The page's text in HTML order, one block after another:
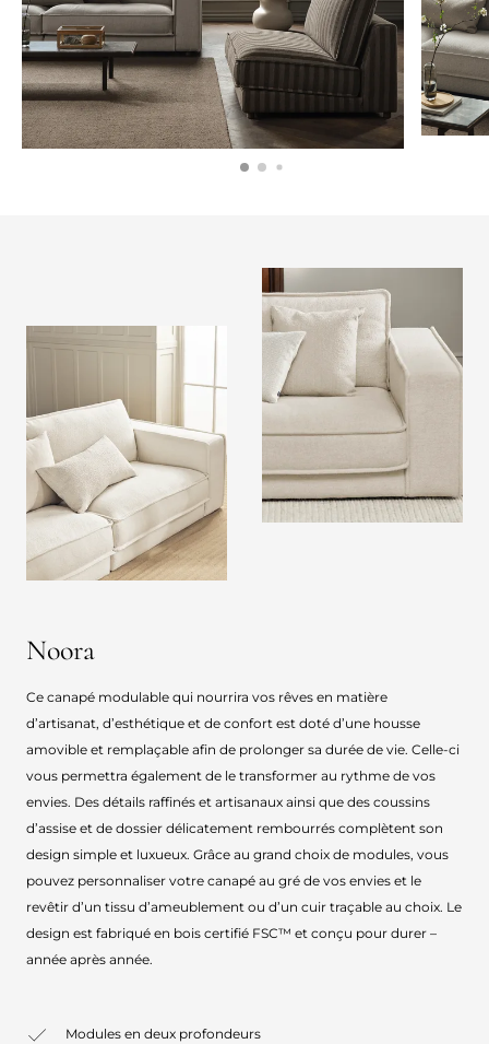
Noora
Ce canapé modulable qui nourrira vos rêves en matière
d’artisanat, d’esthétique et de confort est doté d’une housse
amovible et remplaçable afin de prolonger sa durée de vie. Celle-ci
vous permettra également de le transformer au rythme de vos
envies. Des détails raffinés et artisanaux ainsi que des coussins
d’assise et de dossier délicatement rembourrés complètent son
design simple et luxueux. Grâce au grand choix de modules, vous
pouvez personnaliser votre canapé au gré de vos envies et le
revêtir d’un tissu d’ameublement ou d’un cuir traçable au choix. Le
design est fabriqué en bois certifié FSC™ et conçu pour durer –
année après année.
Modules en deux profondeurs